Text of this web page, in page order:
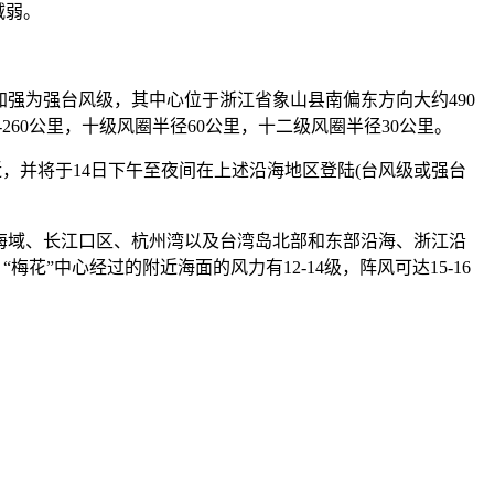
。
为强台风级，其中心位于浙江省象山县南偏东方向大约490
公里，十级风圈半径60公里，十二级风圈半径30公里。
将于14日下午至夜间在上述沿海地区登陆(台风级或强台
、长江口区、杭州湾以及台湾岛北部和东部沿海、浙江沿
花”中心经过的附近海面的风力有12-14级，阵风可达15-16